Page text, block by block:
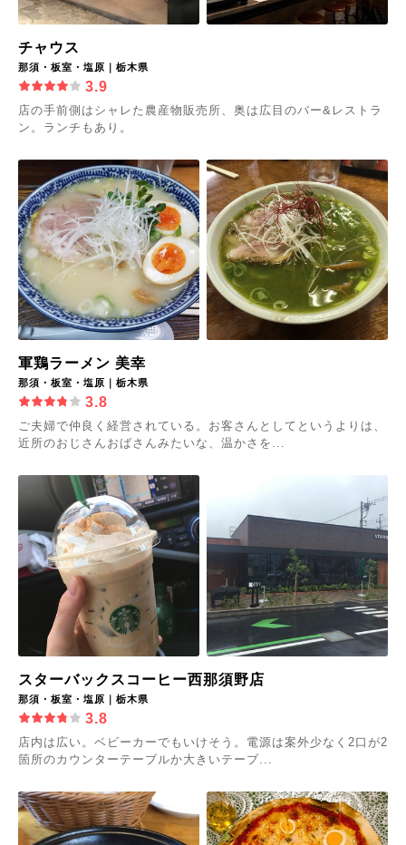
チャウス
那須・板室・塩原｜栃木県
3.9
店の手前側はシャレた農産物販売所、奥は広目のバー&レストラ
ン。ランチもあり。
軍鶏ラーメン 美幸
那須・板室・塩原｜栃木県
3.8
ご夫婦で仲良く経営されている。お客さんとしてというよりは、
近所のおじさんおばさんみたいな、温かさを...
スターバックスコーヒー西那須野店
那須・板室・塩原｜栃木県
3.8
店内は広い。ベビーカーでもいけそう。電源は案外少なく2口が2
箇所のカウンターテーブルか大きいテーブ...